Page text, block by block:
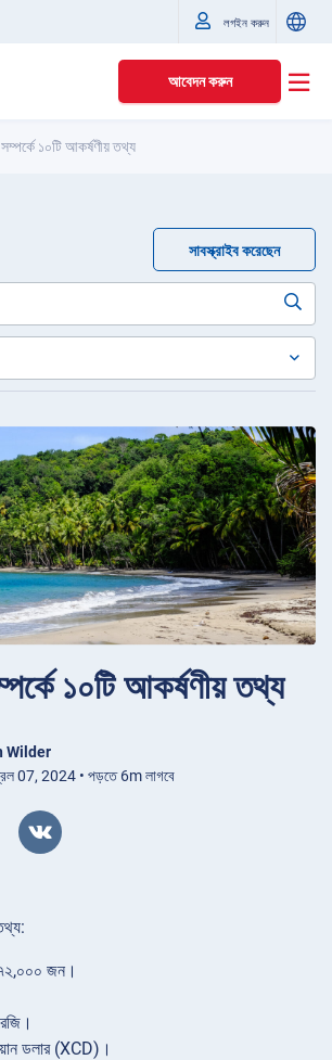
লগইন করুন
আবেদন করুন
১০টি আকর্ষণীয় তথ্য
সাবস্ক্রাইব করেছেন
১০টি আকর্ষণীয় তথ্য
Wilder
07, 2024 • পড়তে 6m লাগবে
জন।
ডলার (XCD)।